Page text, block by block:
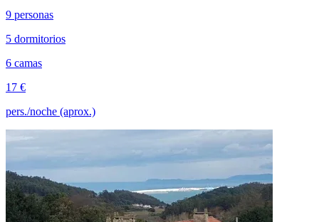
9 personas
5 dormitorios
6 camas
17 €
pers./noche (aprox.)